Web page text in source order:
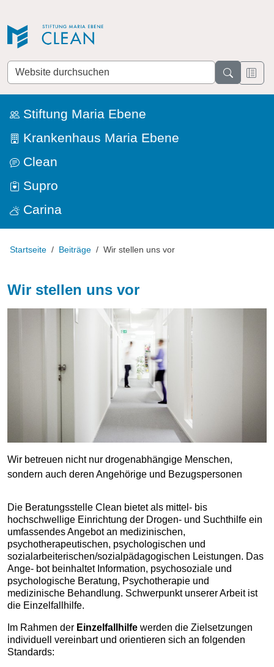
Website
durchsuchen
Stiftung Maria Ebene
Krankenhaus Maria Ebene
Clean
Supro
Carina
Startseite Beiträge Wir stellen uns vor
Wir stellen uns vor
Wir betreuen nicht nur drogenabhängige Menschen,
sondern auch deren Angehörige und Bezugspersonen
Die Beratungsstelle Clean bietet als mittel- bis
hochschwellige Einrichtung der Drogen- und Suchthilfe ein
umfassendes Angebot an medizinischen,
psychotherapeutischen, psychologischen und
sozialarbeiterischen/sozialpädagogischen Leistungen. Das
Ange- bot beinhaltet Information, psychosoziale und
psychologische Beratung, Psychotherapie und
medizinische Behandlung. Schwerpunkt unserer Arbeit ist
die Einzelfallhilfe.
Im Rahmen der Einzelfallhilfe werden die Zielsetzungen
individuell vereinbart und orientieren sich an folgenden
Standards: